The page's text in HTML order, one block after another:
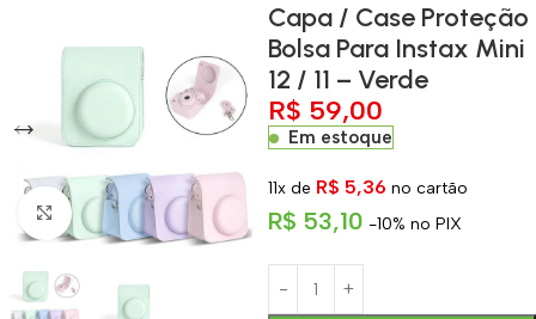
Clique para ampliar
Capa / Case Proteção
Bolsa Para Instax Mini
12 / 11 – Verde
R$ 59,00
Em estoque
11x de R$ 5,36 no cartão
R$ 53,10 -10% no PIX